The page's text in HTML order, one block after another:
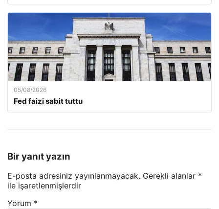
05/08/2026
Fed faizi sabit tuttu
Bir yanıt yazın
E-posta adresiniz yayınlanmayacak. Gerekli alanlar *
ile işaretlenmişlerdir
Yorum *